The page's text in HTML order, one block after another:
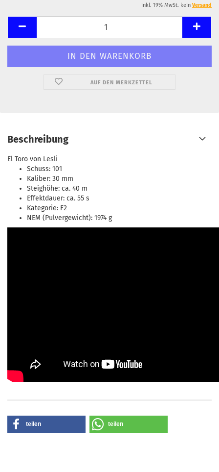
inkl. 19% MwSt. kein Versand
AUF DEN MERKZETTEL
Beschreibung
El Toro von Lesli
Schuss: 101
Kaliber: 30 mm
Steighöhe: ca. 40 m
Effektdauer: ca. 55 s
Kategorie: F2
NEM (Pulvergewicht): 1974 g
teilen teilen